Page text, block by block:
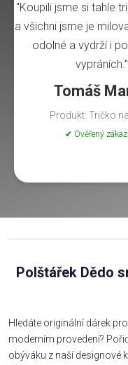
"Koupili jsme si tahle
a všichni jsme je
odolné a vydrží i
vypráních."
Tomáš
Produkt: Tričko
✔ Ověřený
Polštářek Dědo
Hledáte originální dárek
moderním provedení?
obýváku z naší designové